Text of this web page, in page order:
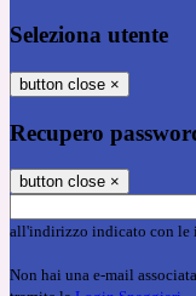
Seleziona utente
button close ×
Recupero
button close ×
all'indirizzo indicato con le
Non hai una e-mail